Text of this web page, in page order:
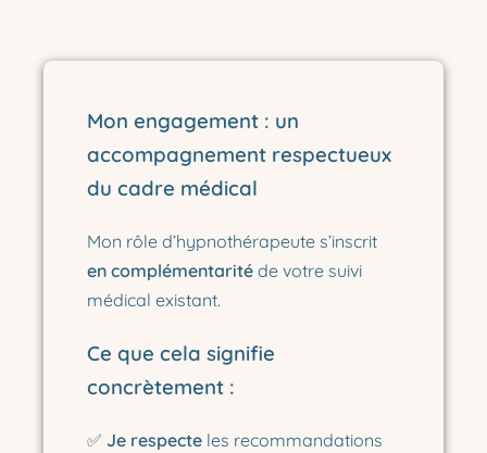
Mon engagement : un
accompagnement respectueux
du cadre médical
Mon rôle d’hypnothérapeute s’inscrit
en complémentarité de votre suivi
médical existant.
Ce que cela signifie
concrètement :
✅ Je respecte les recommandations